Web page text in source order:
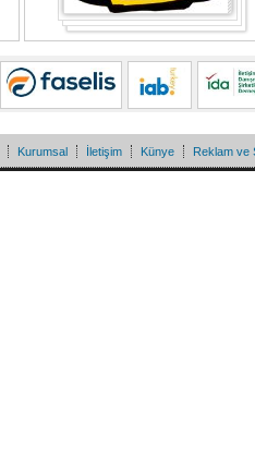
Kurumsal İletişim Künye Reklam ve